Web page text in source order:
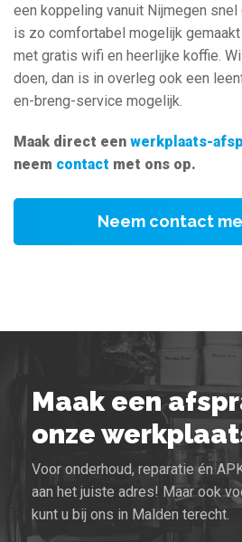
een koppeling vanuit Nijmegen
is zo comfortabel mogelijk
met gratis wifi en heerlijke koffie.
doen, dan is in overleg ook een
en-breng-service mogelijk.
Maak direct een werkplaats-
neem contact met ons op.
Neem contact
Maak een
onze
Voor onderhoud, reparatie én
aan het juiste adres! Maar ook
kunt u bij ons in Malden terecht.